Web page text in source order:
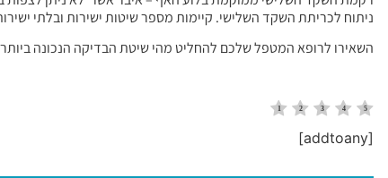
ניתוח לכריתת השקד השלישי. קיימות מספר שיטות ישירות ובלתי
השאירו לרופא המטפל שלכם להחליט מהי שיטת הבדיקה הנכונה
[addtoany]